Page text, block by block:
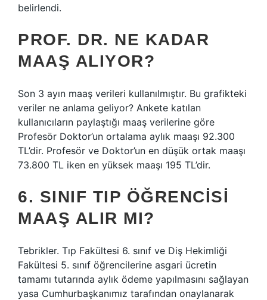
belirlendi.
PROF. DR. NE KADAR
MAAŞ ALIYOR?
Son 3 ayın maaş verileri kullanılmıştır. Bu grafikteki
veriler ne anlama geliyor? Ankete katılan
kullanıcıların paylaştığı maaş verilerine göre
Profesör Doktor’un ortalama aylık maaşı 92.300
TL’dir. Profesör ve Doktor’un en düşük ortak maaşı
73.800 TL iken en yüksek maaşı 195 TL’dir.
6. SINIF TIP ÖĞRENCISI
MAAŞ ALIR MI?
Tebrikler. Tıp Fakültesi 6. sınıf ve Diş Hekimliği
Fakültesi 5. sınıf öğrencilerine asgari ücretin
tamamı tutarında aylık ödeme yapılmasını sağlayan
yasa Cumhurbaşkanımız tarafından onaylanarak